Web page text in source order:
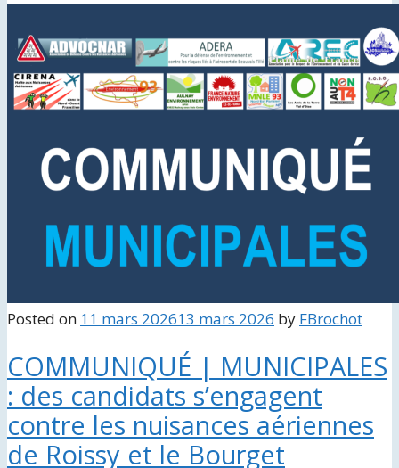
Posted on 11 mars 202613 mars 2026 by FBrochot
COMMUNIQUÉ | MUNICIPALES
: des candidats s’engagent
contre les nuisances aériennes
de Roissy et le Bourget